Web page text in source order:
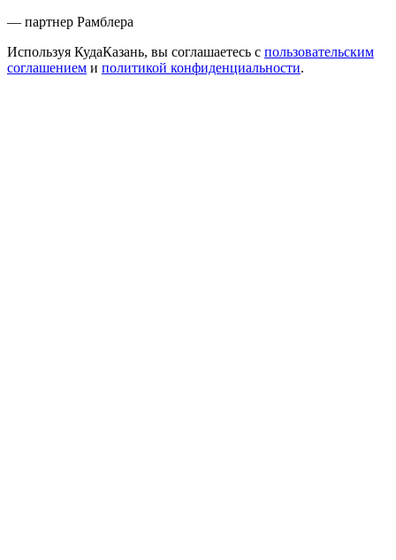
— партнер Рамблера
Используя КудаКазань, вы соглашаетесь с пользовательским
соглашением и политикой конфиденциальности.